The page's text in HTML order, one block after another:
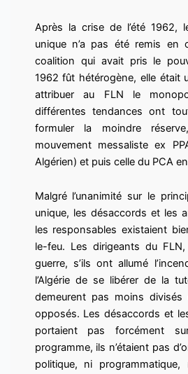
Après la crise de l’été 1962,
unique n’a pas été remis en
coalition qui avait pris le
1962 fût hétérogène, elle était
attribuer au FLN le
différentes tendances ont
formuler la moindre
mouvement messaliste ex
Algérien) et puis celle du PCA
Malgré l’unanimité sur le
unique, les désaccords et les
les responsables existaient
le-feu. Les dirigeants du
guerre, s’ils ont allumé
l’Algérie de se libérer de la
demeurent pas moins divisés
opposés. Les désaccords et
portaient pas forcément
programme, ils n’étaient pas
politique, ni